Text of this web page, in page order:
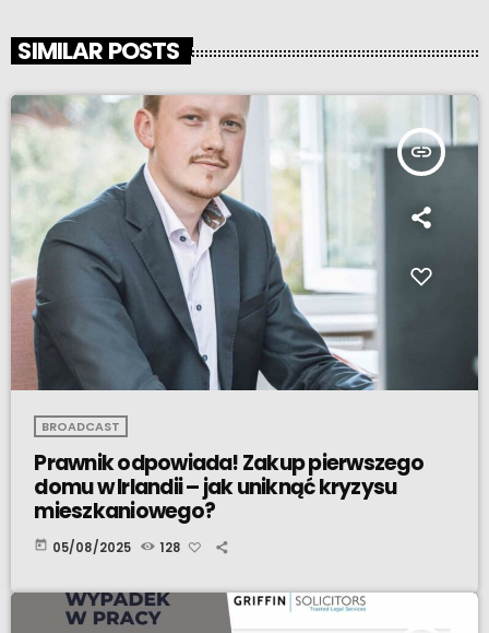
SIMILAR POSTS
insert_link
BROADCAST
Prawnik odpowiada! Zakup pierwszego
domu w Irlandii – jak uniknąć kryzysu
mieszkaniowego?
today 05/08/2025 128